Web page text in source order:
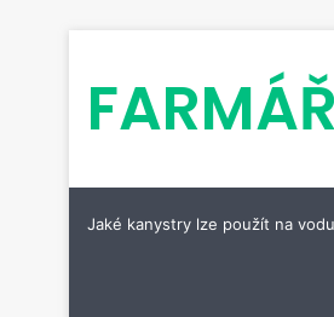
Jaké kanystry lze použít na